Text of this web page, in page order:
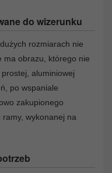
do wizerunku
rozmiarach nie
ma obrazu, którego nie
aluminiowej
po wspaniale
zakupionego
wykonanej na